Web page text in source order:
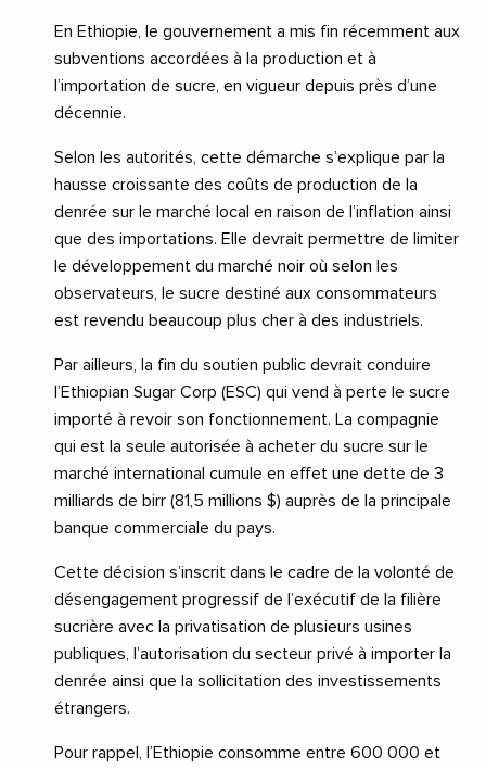
En Ethiopie, le gouvernement a mis fin récemment aux
subventions accordées à la production et à
l’importation de sucre, en vigueur depuis près d’une
décennie.
Selon les autorités, cette démarche s’explique par la
hausse croissante des coûts de production de la
denrée sur le marché local en raison de l’inflation ainsi
que des importations. Elle devrait permettre de limiter
le développement du marché noir où selon les
observateurs, le sucre destiné aux consommateurs
est revendu beaucoup plus cher à des industriels.
Par ailleurs, la fin du soutien public devrait conduire
l’Ethiopian Sugar Corp (ESC) qui vend à perte le sucre
importé à revoir son fonctionnement. La compagnie
qui est la seule autorisée à acheter du sucre sur le
marché international cumule en effet une dette de 3
milliards de birr (81,5 millions $) auprès de la principale
banque commerciale du pays.
Cette décision s’inscrit dans le cadre de la volonté de
désengagement progressif de l’exécutif de la filière
sucrière avec la privatisation de plusieurs usines
publiques, l’autorisation du secteur privé à importer la
denrée ainsi que la sollicitation des investissements
étrangers.
Pour rappel, l’Ethiopie consomme entre 600 000 et